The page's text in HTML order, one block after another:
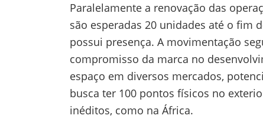
Paralelamente a renovação das
são esperadas 20 unidades até o fim
possui presença. A movimentação
compromisso da marca no
espaço em diversos mercados,
busca ter 100 pontos físicos no
inéditos, como na África.